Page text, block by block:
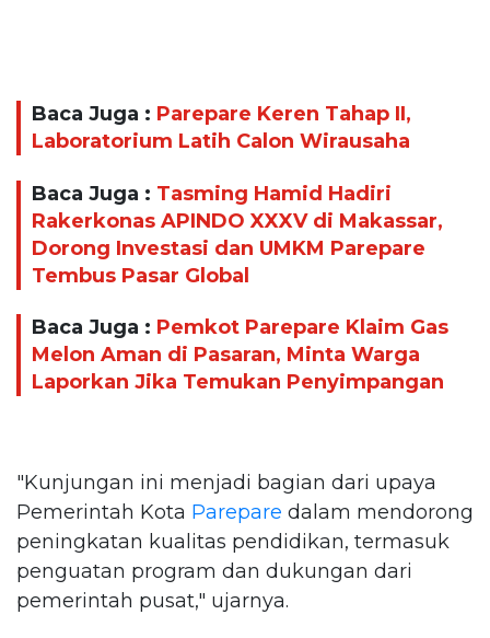
Baca Juga : Parepare Keren Tahap II,
Laboratorium Latih Calon Wirausaha
Baca Juga : Tasming Hamid Hadiri
Rakerkonas APINDO XXXV di Makassar,
Dorong Investasi dan UMKM Parepare
Tembus Pasar Global
Baca Juga : Pemkot Parepare Klaim Gas
Melon Aman di Pasaran, Minta Warga
Laporkan Jika Temukan Penyimpangan
"Kunjungan ini menjadi bagian dari upaya
Pemerintah Kota Parepare dalam mendorong
peningkatan kualitas pendidikan, termasuk
penguatan program dan dukungan dari
pemerintah pusat," ujarnya.